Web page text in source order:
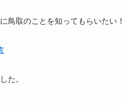
鳥取のことを知ってもらいたい！
た。